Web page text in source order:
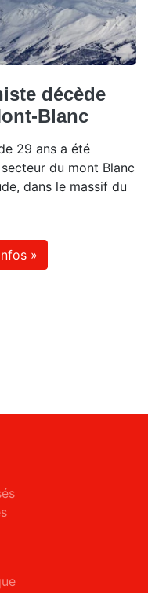
décède
Blanc
29 ans a été
du mont Blanc
dans le massif du
»